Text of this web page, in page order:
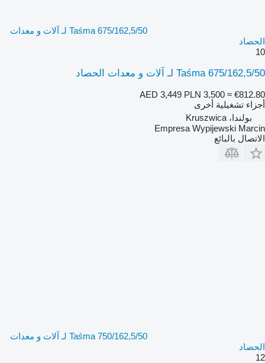
Taśma 675/162,5/50 لـ آلات و معدات
الحصاد
10
Taśma 675/162,5/50 لـ آلات و معدات الحصاد
AED 3,449 PLN 3,500 ≈ €812.80
أجزاء تشغيلية أخرى
بولندا، Kruszwica
Empresa Wypijewski Marcin
الاتصال بالبائع
Taśma 750/162,5/50 لـ آلات و معدات
الحصاد
12